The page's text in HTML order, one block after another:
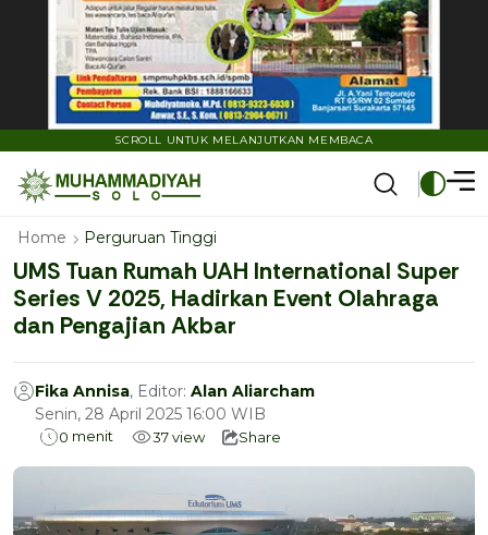
SCROLL UNTUK MELANJUTKAN MEMBACA
Home Perguruan Tinggi
UMS Tuan Rumah UAH International Super
Series V 2025, Hadirkan Event Olahraga
dan Pengajian Akbar
Fika Annisa, Editor: Alan Aliarcham
Senin, 28 April 2025 16:00 WIB
0 menit 37view Share